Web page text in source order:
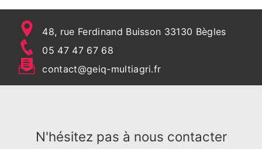
48, rue Ferdinand Buisson 33130 Bègles
05 47 47 67 68
contact@geiq-multiagri.fr
N'hésitez pas à nous contacter